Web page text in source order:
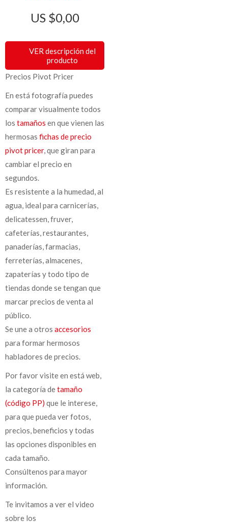
$0,00
VER descripción del
producto
Precios Pivot Pricer
En está fotografía puedes
comparar visualmente todos
los tamaños en que vienen las
hermosas fichas de precio
pivot pricer, que giran para
cambiar el precio en
segundos.
Es resistente a la humedad, al
agua, ideal para carnicerías,
delicatessen, fruver,
cafeterías, restaurantes,
panaderías, farmacias,
ferreterías, almacenes,
zapaterías y todo tipo de
tiendas donde se tengan que
marcar precios de venta al
público.
Se une a otros accesorios
para formar hermosos
habladores de precios.
Por favor visite en está web,
la categoría detamaño
(código PP) que le interese,
para que pueda ver fotos,
precios, beneficios y todas
las opciones disponibles en
cada tamaño.
Consúltenos para mayor
información.
Te invitamos a ver el video
sobre los